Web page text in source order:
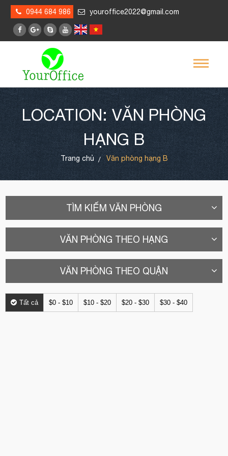
0944 684 986 youroffice2022@gmail.com
LOCATION: VĂN PHÒNG
HẠNG B
Trang chủ Văn phòng hạng B
TÌM KIẾM VĂN PHÒNG
VĂN PHÒNG THEO HẠNG
VĂN PHÒNG THEO QUẬN
Tất cả $0 - $10 $10 - $20 $20 - $30 $30 - $40